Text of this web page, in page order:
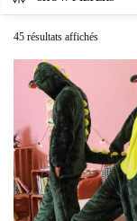
45 résultats affichés